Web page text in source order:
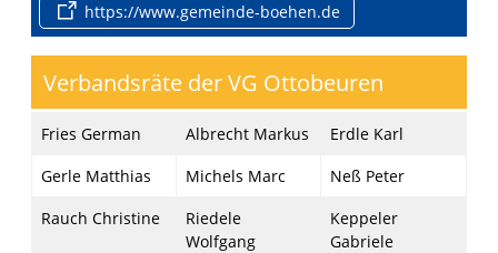
https://www.gemeinde-boehen.de
Verbandsräte der VG Ottobeuren
Fries German Albrecht Markus
Erdle Karl
Gerle Matthias
Michels Marc
Neß Peter
Rauch Christine
Riedele
Wolfgang
Keppeler
Gabriele